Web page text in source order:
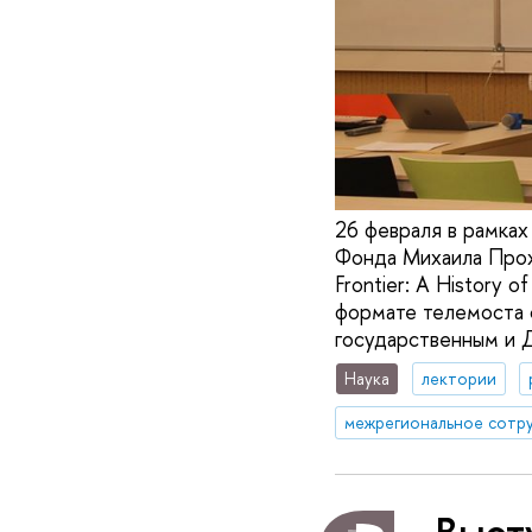
26 февраля в
Фонда Михаила
Frontier: A History
формате телемоста
государственным и
Наука лектории
межрегиональное